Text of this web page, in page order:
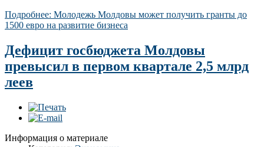
Подробнее: Молодежь Молдовы может получить гранты до
1500 евро на развитие бизнеса
Дефицит госбюджета Молдовы
превысил в первом квартале 2,5 млрд
леев
Информация о материале